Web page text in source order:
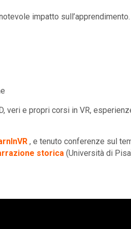
impatto
veri e propri corsi in VR,
, e tenuto conferenze sul
storica (Università di